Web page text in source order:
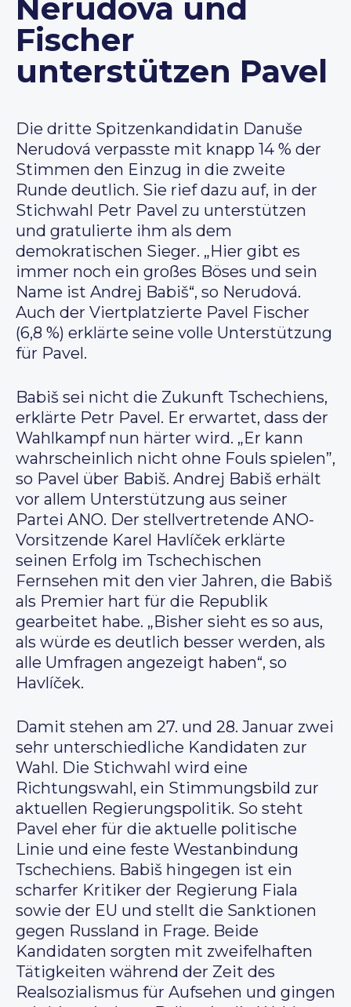
Nerudová und
Fischer
unterstützen Pavel
Die dritte Spitzenkandidatin Danuše
Nerudová verpasste mit knapp 14 % der
Stimmen den Einzug in die zweite
Runde deutlich. Sie rief dazu auf, in der
Stichwahl Petr Pavel zu unterstützen
und gratulierte ihm als dem
demokratischen Sieger. „Hier gibt es
immer noch ein großes Böses und sein
Name ist Andrej Babiš“, so Nerudová.
Auch der Viertplatzierte Pavel Fischer
(6,8 %) erklärte seine volle Unterstützung
für Pavel.
Babiš sei nicht die Zukunft Tschechiens,
erklärte Petr Pavel. Er erwartet, dass der
Wahlkampf nun härter wird. „Er kann
wahrscheinlich nicht ohne Fouls spielen”,
so Pavel über Babiš. Andrej Babiš erhält
vor allem Unterstützung aus seiner
Partei ANO. Der stellvertretende ANO-
Vorsitzende Karel Havlíček erklärte
seinen Erfolg im Tschechischen
Fernsehen mit den vier Jahren, die Babiš
als Premier hart für die Republik
gearbeitet habe. „Bisher sieht es so aus,
als würde es deutlich besser werden, als
alle Umfragen angezeigt haben“, so
Havlíček.
Damit stehen am 27. und 28. Januar zwei
sehr unterschiedliche Kandidaten zur
Wahl. Die Stichwahl wird eine
Richtungswahl, ein Stimmungsbild zur
aktuellen Regierungspolitik. So steht
Pavel eher für die aktuelle politische
Linie und eine feste Westanbindung
Tschechiens. Babiš hingegen ist ein
scharfer Kritiker der Regierung Fiala
sowie der EU und stellt die Sanktionen
gegen Russland in Frage. Beide
Kandidaten sorgten mit zweifelhaften
Tätigkeiten während der Zeit des
Realsozialismus für Aufsehen und gingen